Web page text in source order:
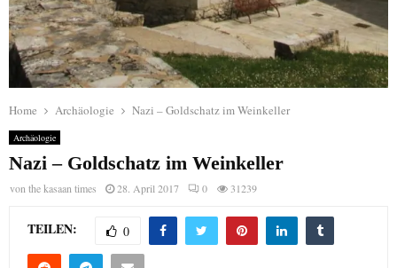
Home Archäologie Nazi – Goldschatz im Weinkeller
Archäologie
Nazi – Goldschatz im Weinkeller
von the kasaan times 28. April 2017 0 31239
TEILEN: 0